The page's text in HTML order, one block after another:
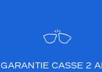
GARANTIE CASSE 2